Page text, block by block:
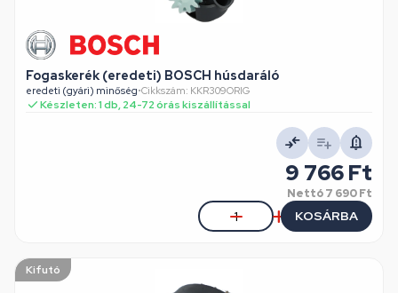
Fogaskerék (eredeti) BOSCH húsdaráló
eredeti (gyári) minőség•Cikkszám: KKR309ORIG
Készleten: 1 db, 24-72 órás kiszállítással
9 766 Ft
Nettó7 690 Ft
KOSÁRBA
Kifutó